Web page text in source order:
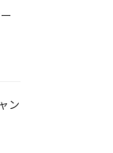
ン